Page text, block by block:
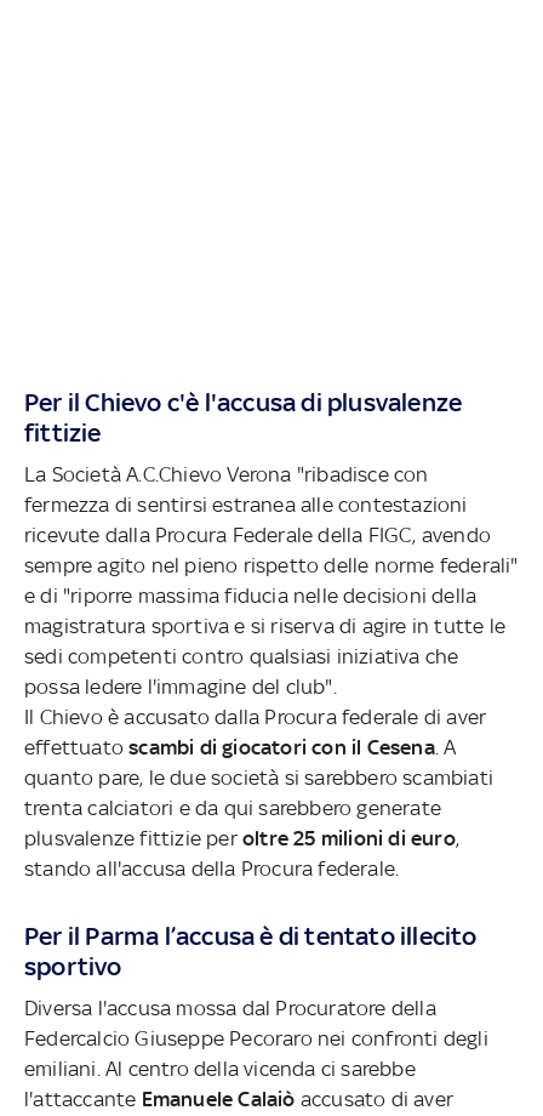
Per il Chievo c'è l'accusa di plusvalenze
fittizie
La Società A.C.Chievo Verona "ribadisce con
fermezza di sentirsi estranea alle contestazioni
ricevute dalla Procura Federale della FIGC, avendo
sempre agito nel pieno rispetto delle norme federali"
e di "riporre massima fiducia nelle decisioni della
magistratura sportiva e si riserva di agire in tutte le
sedi competenti contro qualsiasi iniziativa che
possa ledere l'immagine del club".
Il Chievo è accusato dalla Procura federale di aver
effettuatoscambi di giocatori con il Cesena. A
quanto pare, le due società si sarebbero scambiati
trenta calciatori e da qui sarebbero generate
plusvalenze fittizie per oltre 25 milioni di euro,
stando all'accusa della Procura federale.
Per il Parma l’accusa è di tentato illecito
sportivo
Diversa l'accusa mossa dal Procuratore della
Federcalcio Giuseppe Pecoraro nei confronti degli
emiliani. Al centro della vicenda ci sarebbe
l'attaccante Emanuele Calaiò accusato di aver